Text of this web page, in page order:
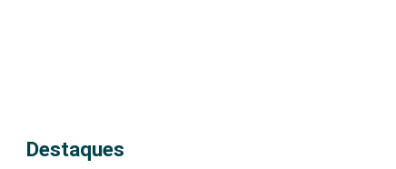
Destaques